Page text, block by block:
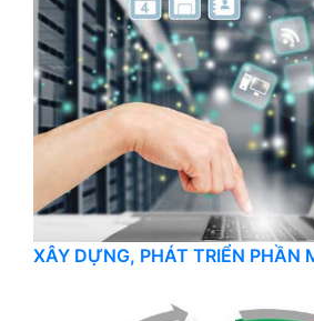
XÂY DỰNG, PHÁT TRIỂN PHẦN